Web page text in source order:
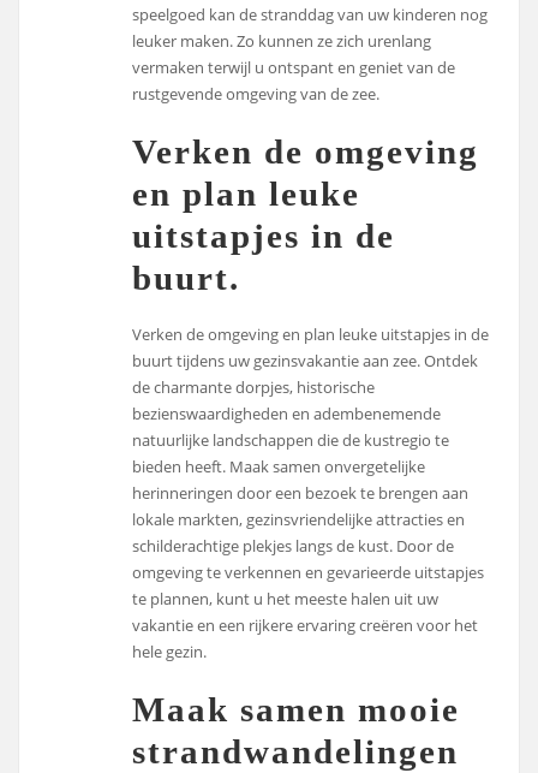
speelgoed kan de stranddag van uw kinderen nog
leuker maken. Zo kunnen ze zich urenlang
vermaken terwijl u ontspant en geniet van de
rustgevende omgeving van de zee.
Verken de omgeving
en plan leuke
uitstapjes in de
buurt.
Verken de omgeving en plan leuke uitstapjes in de
buurt tijdens uw gezinsvakantie aan zee. Ontdek
de charmante dorpjes, historische
bezienswaardigheden en adembenemende
natuurlijke landschappen die de kustregio te
bieden heeft. Maak samen onvergetelijke
herinneringen door een bezoek te brengen aan
lokale markten, gezinsvriendelijke attracties en
schilderachtige plekjes langs de kust. Door de
omgeving te verkennen en gevarieerde uitstapjes
te plannen, kunt u het meeste halen uit uw
vakantie en een rijkere ervaring creëren voor het
hele gezin.
Maak samen mooie
strandwandelingen